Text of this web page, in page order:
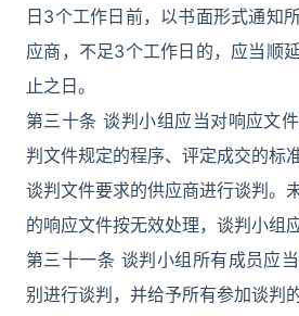
日3个工作日前，以书面形式通知
应商，不足3个工作日的，应当顺
止之日。
第三十条 谈判小组应当对响应文
判文件规定的程序、评定成交的标
谈判文件要求的供应商进行谈判。
的响应文件按无效处理，谈判小组
第三十一条 谈判小组所有成员应
别进行谈判，并给予所有参加谈判